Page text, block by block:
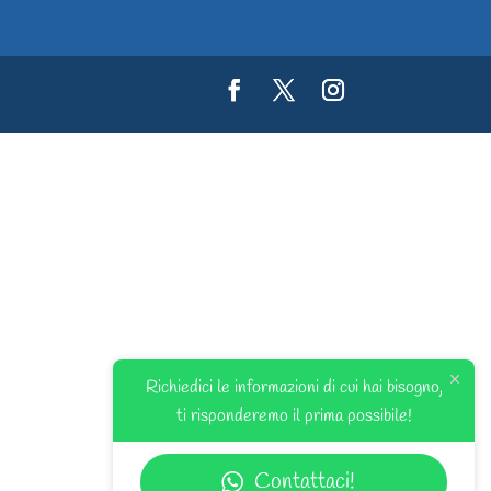
Richiedici le informazioni di cui hai bisogno,
ti risponderemo il prima possibile!
Contattaci!